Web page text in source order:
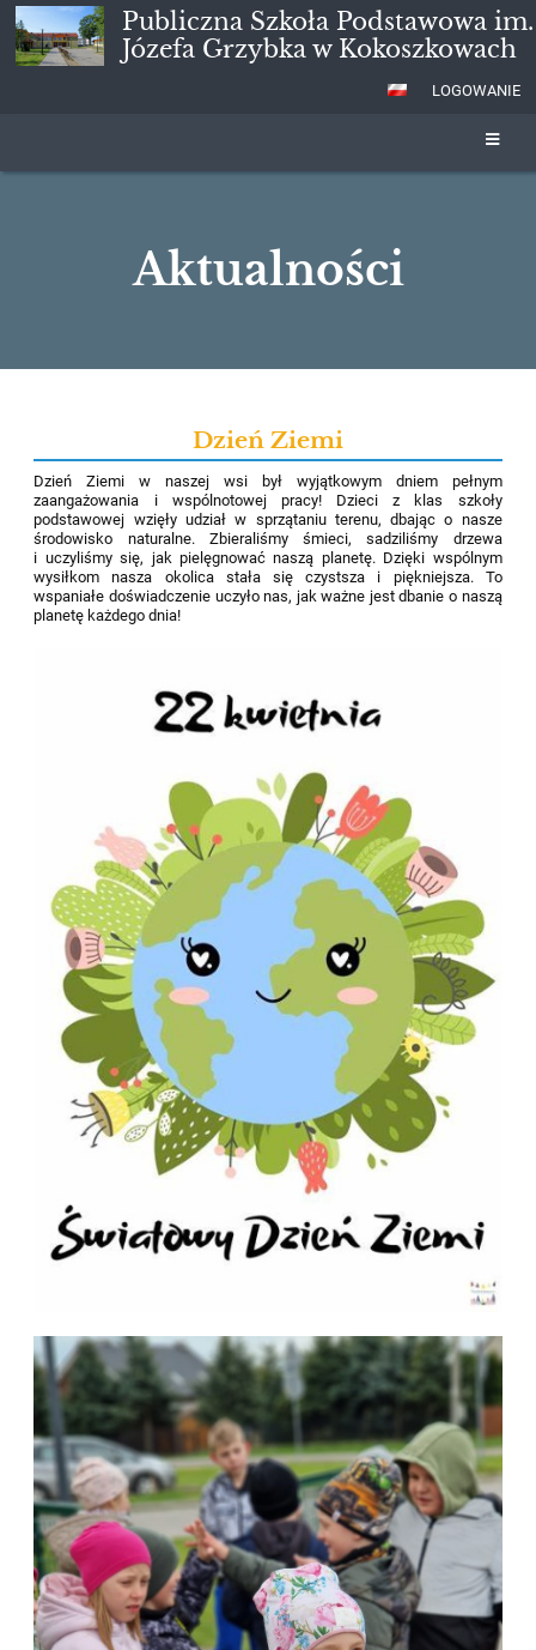
Publiczna Szkoła Podstawowa im.
Józefa Grzybka w Kokoszkowach
LOGOWANIE
Aktualności
Dzień Ziemi
Dzień Ziemi w naszej wsi był wyjątkowym dniem pełnym
zaangażowania i wspólnotowej pracy! Dzieci z klas szkoły
podstawowej wzięły udział w sprzątaniu terenu, dbając o nasze
środowisko naturalne. Zbieraliśmy śmieci, sadziliśmy drzewa
i uczyliśmy się, jak pielęgnować naszą planetę. Dzięki wspólnym
wysiłkom nasza okolica stała się czystsza i piękniejsza. To
wspaniałe doświadczenie uczyło nas, jak ważne jest dbanie o naszą
planetę każdego dnia!